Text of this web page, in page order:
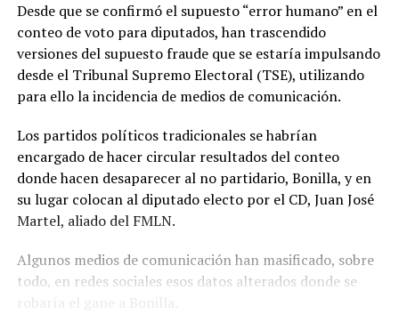
Desde que se confirmó el supuesto “error humano” en el
conteo de voto para diputados, han trascendido
versiones del supuesto fraude que se estaría impulsando
desde el Tribunal Supremo Electoral (TSE), utilizando
para ello la incidencia de medios de comunicación.
Los partidos políticos tradicionales se habrían
encargado de hacer circular resultados del conteo
donde hacen desaparecer al no partidario, Bonilla, y en
su lugar colocan al diputado electo por el CD, Juan José
Martel, aliado del FMLN.
Algunos medios de comunicación han masificado, sobre
todo, en redes sociales esos datos alterados donde se